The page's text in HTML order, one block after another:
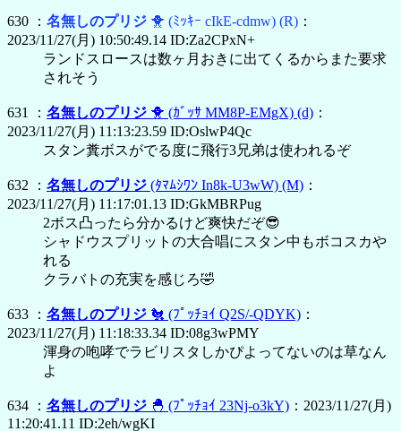
630 ： 名無しのプリジ 🐥 (ﾐｯｷｰ cIkE-cdmw) (R) ：
2023/11/27(月) 10:50:49.14 ID:Za2CPxN+
ランドスロースは数ヶ月おきに出てくるからまた要求
されそう
631 ： 名無しのプリジ 🐥 (ｶﾞｯｻ MM8P-EMgX) (d) ：
2023/11/27(月) 11:13:23.59 ID:OslwP4Qc
スタン糞ボスがでる度に飛行3兄弟は使われるぞ
632 ： 名無しのプリジ (ﾀﾏﾑｼﾜﾝ In8k-U3wW) (M) ：
2023/11/27(月) 11:17:01.13 ID:GkMBRPug
2ボス凸ったら分かるけど爽快だぞ😎
シャドウスプリットの大合唱にスタン中もボコスカや
れる
クラバトの充実を感じろ🤣
633 ： 名無しのプリジ 🐔 (ﾌﾟｯﾁｮｲ Q2S/-QDYK) ：
2023/11/27(月) 11:18:33.34 ID:08g3wPMY
渾身の咆哮でラビリスタしかぴよってないのは草なん
よ
634 ： 名無しのプリジ 🐣 (ﾌﾟｯﾁｮｲ 23Nj-o3kY) ：2023/11/27(月)
11:20:41.11 ID:2eh/wgKI